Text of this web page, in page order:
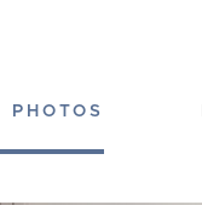
PHOTOS